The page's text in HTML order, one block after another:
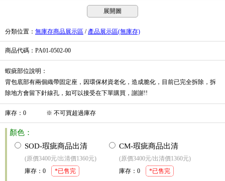
展開圖
分類位置 ： 無庫存商品展示區 / 產品展示區(無庫存)
商品代碼 ：PA01-0502-00
蝦疵部位說明：
背包底部有兩個織帶固定座，因環保材資老化，造成脆化，目前已完全拆除，拆
除地方會留下針線孔，如可以接受在下單購買，謝謝!!
庫存 ： 0 ※ 不可買超過庫存
顏色：
SOD-瑕疵商品出清
(原價3400元/出清價1360元)
庫存 ： 0 *已售完
CM-瑕疵商品出清
(原價3400元/出清價1360元)
庫存 ： 0 *已售完